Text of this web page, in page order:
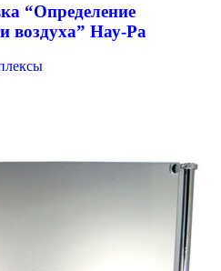
“Определение
воздуха” Нау-Ра